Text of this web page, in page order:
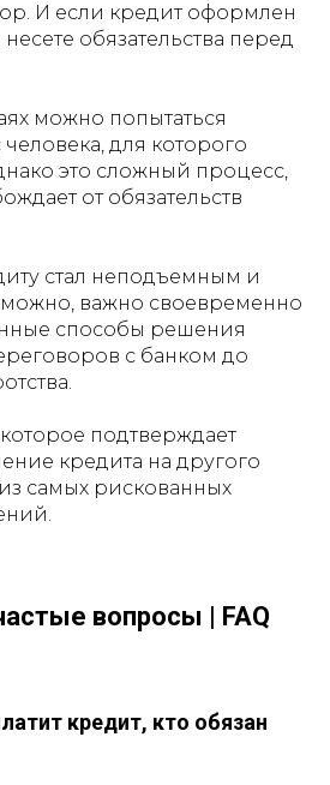
И если кредит оформлен
обязательства перед
можно попытаться
человека, для которого
это сложный процесс,
от обязательств
стал неподъемным и
важно своевременно
способы решения
с банком до
подтверждает
кредита на другого
самых рискованных
вопросы | FAQ
кредит, кто обязан